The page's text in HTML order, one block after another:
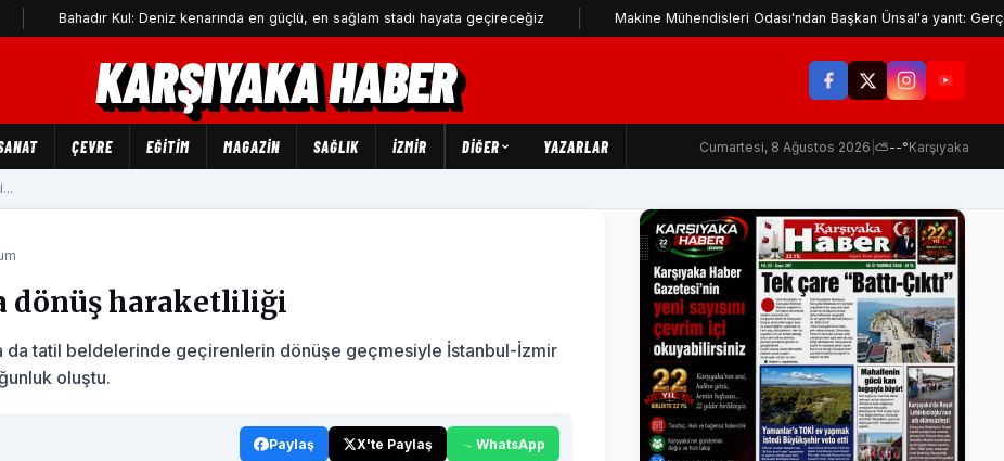
Bahadır Kul: Deniz kenarında en güçlü, en sağlam stadı hayata geçireceğiz Makine Mühendisleri Odası'ndan Başkan Ünsal'a yanıt: Gerçekleri
KARŞIYAKA HABER
ÇEVRE EĞİTİM MAGAZİN SAĞLIK İZMİR DIĞER YAZARLAR Cumartesi, 8 Ağustos 2026 ⛅--°Karşıyaka
dönüş haraketliliği
da tatil beldelerinde geçirenlerin dönüşe geçmesiyle İstanbul-İzmir
oluştu.
Paylaş X'te Paylaş WhatsApp